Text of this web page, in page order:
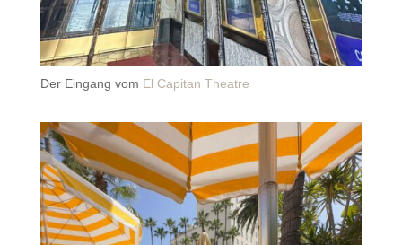
Der Eingang vom El Capitan Theatre